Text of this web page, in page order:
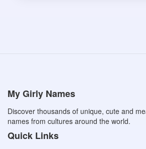
My Girly Names
Discover thousands of unique, cute and
names from cultures around the world.
Quick Links